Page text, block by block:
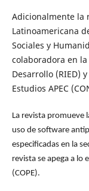
Adicionalmente la
Latinoamericana
Sociales y
colaboradora en
Desarrollo (RIED)
Estudios APEC
La revista promueve
uso de software
especificadas en la
revista se apega a lo
(COPE).